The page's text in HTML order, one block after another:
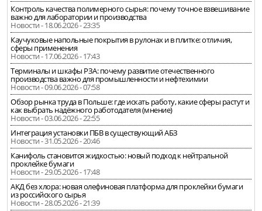
Контроль качества полимерного сырья: почему точное взвешивание
важно для лаборатории и производства
Новости - 18.06.2026 - 23:35
Каучуковые напольные покрытия в рулонах и в плитке: отличия,
сферы применения
Новости - 17.06.2026 - 17:43
Терминалы и шкафы РЗА: почему развитие отечественного
производства важно для промышленности и нефтехимии
Новости - 09.06.2026 - 07:58
Обзор рынка труда в Польше: где искать работу, какие сферы растут и
как выбрать надёжного работодателя (мнение)
Новости - 03.06.2026 - 22:55
Интеграция установки ПБВ в существующий АБЗ
Новости - 31.05.2026 - 20:46
Канифоль становится жидкостью: новый подход к нейтральной
проклейке бумаги
Новости - 29.05.2026 - 17:48
АКД без хлора: новая олефиновая платформа для проклейки бумаги
из российского сырья
Новости - 28.05.2026 - 21:39